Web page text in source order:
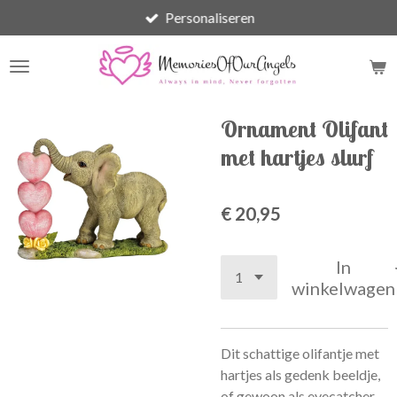
direct
naar
Personaliseren
Ornament Olifant
met hartjes slurf
€ 20,95
In
winkelwagen
Dit schattige olifantje met
hartjes als gedenk beeldje,